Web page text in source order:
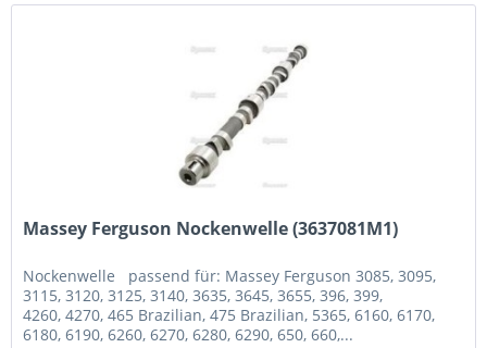
Massey Ferguson Nockenwelle (3637081M1)
Nockenwelle passend für: Massey Ferguson 3085, 3095,
3115, 3120, 3125, 3140, 3635, 3645, 3655, 396, 399,
4260, 4270, 465 Brazilian, 475 Brazilian, 5365, 6160, 6170,
6180, 6190, 6260, 6270, 6280, 6290, 650, 660,...